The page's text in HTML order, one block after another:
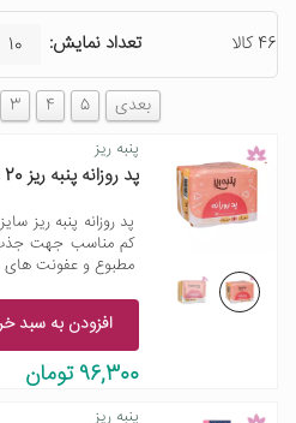
46 کالا تعداد نمایش:
3 4 5 بعدی
پنبه ریز
پد روزانه پنبه ریز 20 عددی
پد روزانه پنبه ریز
کم مناسب جهت جذب
مطبوع و عفونت های
افزودن به سبد
96,300 تومان
پنبه ریز